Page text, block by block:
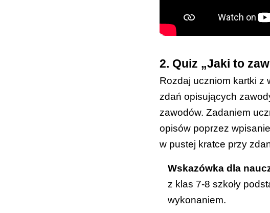
2. Quiz „Jaki to
Rozdaj uczniom kartki z
zdań opisujących
zawodów. Zadaniem
opisów poprzez
w pustej kratce przy
Wskazówka dla
z klas 7-8 szkoły
wykonaniem.